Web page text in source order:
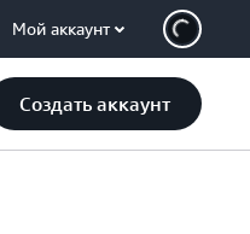
Мой аккаунт
Создать аккаунт